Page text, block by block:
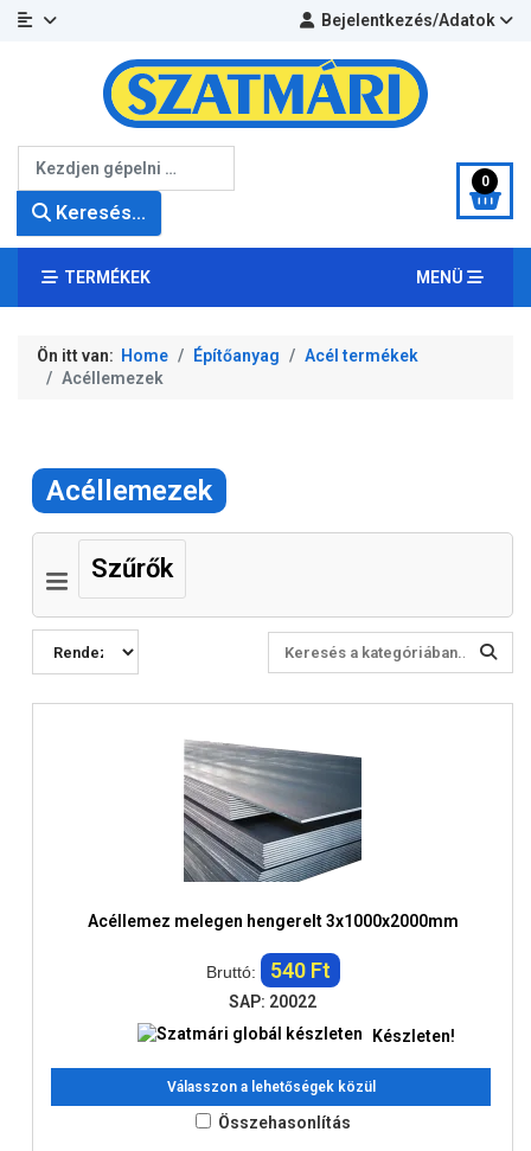
Bejelentkezés/Adatok
Keresés...
0
TERMÉKEK MENÜ
Ön itt van: Home Építőanyag
Acél termékek
Acéllemezek
Acéllemezek
Szűrők
Acéllemez melegen hengerelt 3x1000x2000mm
Bruttó: 540 Ft
SAP: 20022
Készleten!
Válasszon a lehetőségek közül
Összehasonlítás